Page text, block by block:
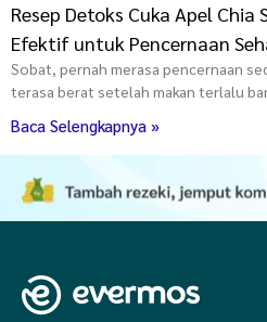
Resep Detoks Cuka Apel Chia
Efektif untuk Pencernaan
Sobat, pernah merasa pencernaan
terasa berat setelah makan terlalu
Baca Selengkapnya »